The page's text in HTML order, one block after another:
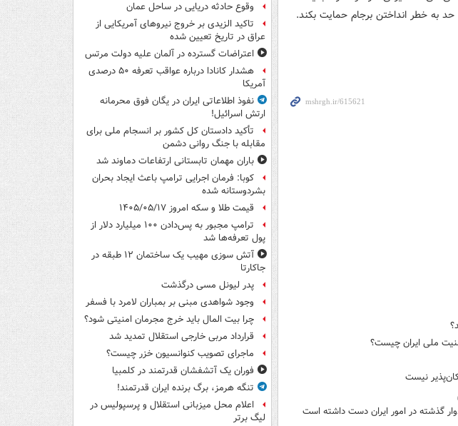
به خطر انداختن برجام حمایت بکند.
ملی ایران چیست؟
نیست
گذشته در امور ایران دست داشته است
وقوع حادثه دریایی در ساحل عمان
تاکید الزیدی بر خروج نیروهای آمریکایی از
عراق در تاریخ تعیین شده
اعتراضات گسترده در آلمان علیه دولت مرتس
هشدار کانادا درباره عواقب تعرفه ۵۰ درصدی
آمریکا
نفوذ اطلاعاتی ایران در یگان فوق محرمانه
ارتش اسرائیل!
تأکید دادستان کل کشور بر انسجام ملی برای
مقابله با جنگ روانی دشمن
باران مهمان تابستانی ارتفاعات دماوند شد
کوبا: فرمان اجرایی ترامپ باعث ایجاد بحران
بشردوستانه شده
قیمت طلا و سکه امروز ۱۴۰۵/۰۵/۱۷
ترامپ مجبور به پس‌دادن ۱۰۰ میلیارد دلار از
پول تعرفه‌ها شد
آتش سوزی مهیب یک ساختمان ۱۲ طبقه در
جاکارتا
پدر لیونل مسی درگذشت
وجود شواهدی مبنی بر بمباران لامرد با فسفر
چرا بیت المال باید خرج مجرمان امنیتی شود؟
قرارداد مربی خارجی استقلال تمدید شد
ماجرای تصویب کنوانسیون خزر چیست؟
فوران یک آتشفشان قدرتمند در کلمبیا
تنگه هرمز، برگ برنده ایران قدرتمند!
اعلام محل میزبانی استقلال و پرسپولیس در
لیگ برتر